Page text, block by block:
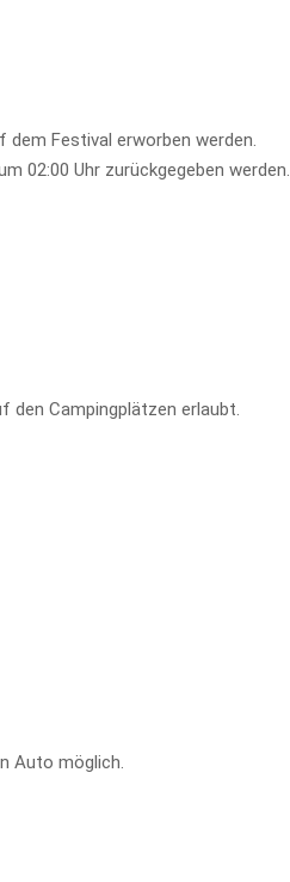
dem Festival erworben werden.
02:00 Uhr zurückgegeben werden.
den Campingplätzen erlaubt.
Auto möglich.